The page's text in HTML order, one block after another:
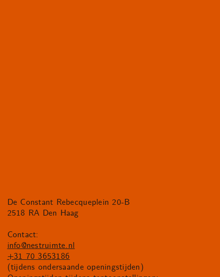
De Constant Rebecqueplein 20-B
2518 RA Den Haag
Contact:
info@nestruimte.nl
+31 70 3653186
(tijdens ondersaande openingstijden)